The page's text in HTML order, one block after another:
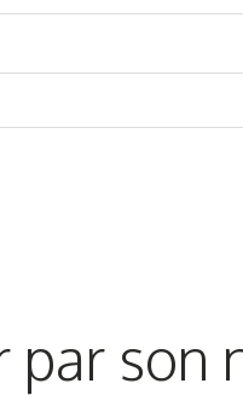
par son